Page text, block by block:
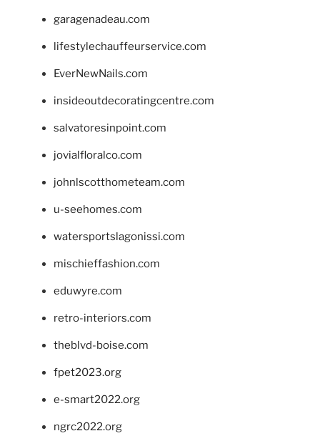
garagenadeau.com
lifestylechauffeurservice.com
EverNewNails.com
insideoutdecoratingcentre.com
salvatoresinpoint.com
jovialfloralco.com
johnlscotthometeam.com
u-seehomes.com
watersportslagonissi.com
mischieffashion.com
eduwyre.com
retro-interiors.com
theblvd-boise.com
fpet2023.org
e-smart2022.org
ngrc2022.org